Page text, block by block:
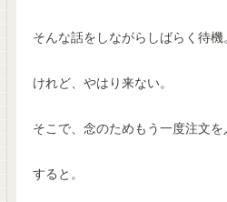
そんな話をしながらしばらく待機
けれど、やはり来ない。
そこで、念のためもう一度注文を
すると。